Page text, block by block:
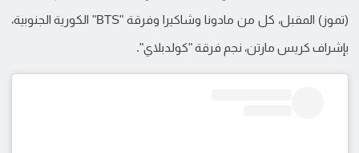
(تموز) المقبل، كل من مادونا وشاكيرا وفرقة "BTS" الكورية الجنوبية،
بإشراف كريس مارتن، نجم فرقة "كولدبلاي".